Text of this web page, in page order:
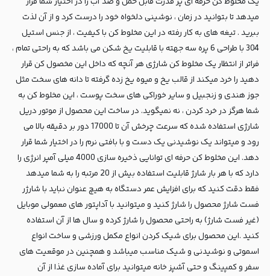
میدهد تا بتوانید در زمان ، نوشینی دلخواه خود را درست کرد و از آن لذت
ببرید . تیغه های به کار رفته در این مخلوط کن با کیفیت ، از جنس استیل
304 با طراحی 6 پره سه جهته با قابلیت یخ شکن می باشد که به راحتی تمام ،
فراتر از انتظار یک مخلوط کن شارژی هر آنچه که داخل این مخصول کن قرار
دهید را خرد میکند از قالب یخ و میوه یخ زده گرفته تا دانه های سخت مثل
جوز هندی و زنجبیل و سایر خوراکی های سخت پوست ، این مخلوط کن به
شما هرگز در خرد کردن ، نه نمیگوید. در ساخت این محصول از موتور دریل
شارژی استفاده شده که سرعت چرخش آن تا 17000 دور بر دقیقه بالا می
رود و میتواند یک نوشیدنی یک دست و با بافتی نرم را در اختیار شما قرار
دهد. این مخلوط کن حرفه ای توانایی ذخیره سازی 4000 میلی آمپر انرژی را
دارد که با هر بار شارژ قابلیت استفاده بیش از 20 مرتبه را به شما میدهد
فقط دقت کنید که برای افزایش عمر دستگاه به هیچ عنوان نباید با شارژر
فست شارژ محصول را شارژ کنید و میتوانید با آداپتور های معمولی موبایل
(غیر فست شارژ) به راحتی محصول را شارژ کرده و سال ها از آن استفاده
کنید .این محصول برای شیک کردن انواع مکمل ورزشی و ساخت انواع
اسموتی و نوشیدنی و شیک مناسب میباشد و همچنین در موقعیت های
سفر و کمپینگ و حتی آشپز خانه میتوانید برای آماده سازی غذا از آن